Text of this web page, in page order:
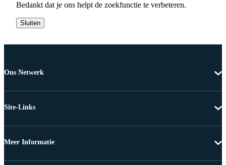
Bedankt dat je ons helpt de zoekfunctie te verbeteren.
Sluiten
Ons Netwerk
Site-Links
Meer Informatie